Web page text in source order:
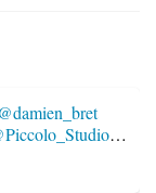
@damien_bret
…